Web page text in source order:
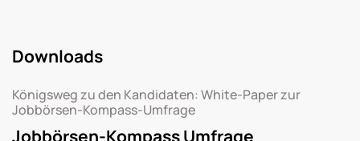
Downloads
Königsweg zu den Kandidaten: White-Paper zur
Jobbörsen-Kompass-Umfrage
Jobbörsen-Kompass Umfrage